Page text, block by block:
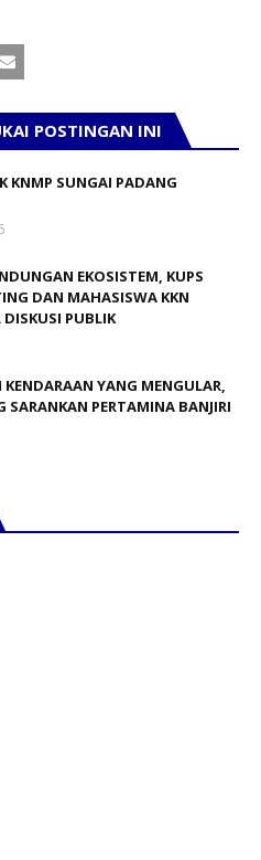
POSTINGAN INI
KNMP SUNGAI PADANG
EKOSISTEM, KUPS
DAN MAHASISWA KKN
DISKUSI PUBLIK
YANG MENGULAR,
SARANKAN PERTAMINA BANJIRI